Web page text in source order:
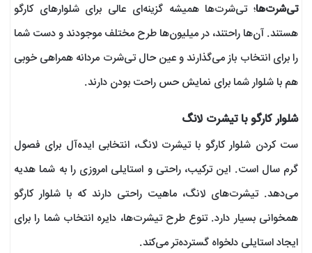
تی‌شرت‌ها؛ تی‌شرت‌ها همیشه گزینه‌ای عالی برای شلوارهای کارگو
هستند. آن‌ها راحتند، در میلیون‌ها طرح مختلف موجودند و دست شما
را برای انتخاب باز می‌گذارند و عین حال تی‌شرت مردانه همراهی خوبی
هم با شلوار شما برای نمایش حس راحت بودن دارند.
شلوار کارگو با تیشرت لانگ
ست کردن شلوار کارگو با تیشرت لانگ، انتخابی ایده‌آل برای فصول
گرم سال است. این ترکیب، راحتی و استایلی امروزی را به شما هدیه
می‌دهد. تیشرت‌های لانگ، ماهیت راحتی دارند که با شلوار کارگو
همخوانی ‌بسیار دارد. تنوع طرح تیشرت‌ها، دایره انتخاب شما را برای
ایجاد استایلی دلخواه گسترده‌تر می‌کند.